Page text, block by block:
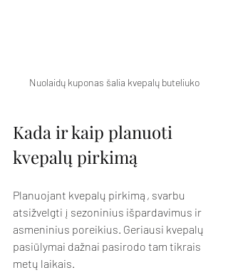
Nuolaidų kuponas šalia kvepalų buteliuko
Kada ir kaip planuoti
kvepalų pirkimą
Planuojant kvepalų pirkimą, svarbu
atsižvelgti į sezoninius išpardavimus ir
asmeninius poreikius. Geriausi kvepalų
pasiūlymai dažnai pasirodo tam tikrais
metų laikais.